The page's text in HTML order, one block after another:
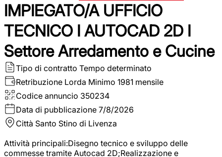
IMPIEGATO/A UFFICIO
TECNICO I AUTOCAD 2D I
Settore Arredamento e Cucine
Tipo di contratto Tempo determinato
Retribuzione Lorda Minimo 1981 mensile
Codice annuncio 350234
Data di pubblicazione 7/8/2026
Città Santo Stino di Livenza
Attività principali:Disegno tecnico e sviluppo delle
commesse tramite Autocad 2D;Realizzazione e